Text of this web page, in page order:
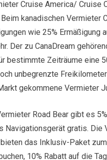
Cruise America/ Cruise
kanadischen Vermieter
wie 25%
Der zu CanaDream
bestimmte Zeiträume eine
unbegrenzte
gekommene Vermieter
Road Bear gibt es
Navigationsgerät gratis.
das Inklusiv-Paket
10% Rabatt auf die